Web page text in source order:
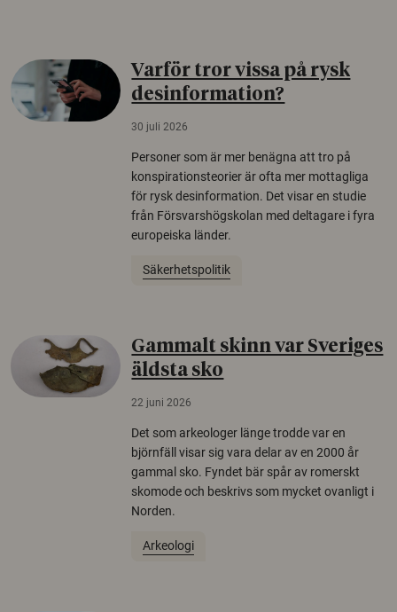
Varför tror vissa på rysk
desinformation?
30 juli 2026
Personer som är mer benägna att tro på
konspirationsteorier är ofta mer mottagliga
för rysk desinformation. Det visar en studie
från Försvarshögskolan med deltagare i fyra
europeiska länder.
Säkerhetspolitik
Gammalt skinn var Sveriges
äldsta sko
22 juni 2026
Det som arkeologer länge trodde var en
björnfäll visar sig vara delar av en 2000 år
gammal sko. Fyndet bär spår av romerskt
skomode och beskrivs som mycket ovanligt i
Norden.
Arkeologi